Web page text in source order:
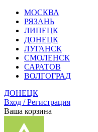
МОСКВА
РЯЗАНЬ
ЛИПЕЦК
ДОНЕЦК
ЛУГАНСК
СМОЛЕНСК
САРАТОВ
ВОЛГОГРАД
ДОНЕЦК
Вход / Регистрация
Ваша корзина